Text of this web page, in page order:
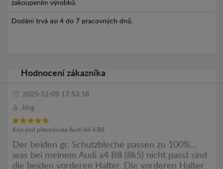
zakoupením výrobků.
Dodání trvá asi 4 do 7 pracovných dnů.
Hodnocení zákazníka
2025-12-09 17:53:18
Jörg
Kryt pod převodovka Audi A4 4 B8
Der beiden gr. Schutzbleche passen zu 100%...
was bei meinem Audi a4 B8 (8k5) nicht passt sind
die beiden vorderen Halter. Die vorderen Halter